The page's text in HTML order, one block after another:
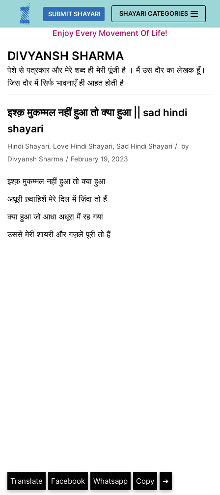
Skip
SUBMIT SHAYARI SHAYARI CATEGORIES
Enjoy Every Movement Of Life!
DIVYANSH SHARMA
पेशे से पत्रकार और मेरे शब्द ही मेरी पूंजी है । मैं उस दौर का लेखक हूँ।
जिस दौर में सिर्फ भावनाएँ ही आहत होती है
इश्क़ मुकम्मल नहीं हुआ तो क्या हुआ || sad hindi
shayari
Hindi Shayari, Love Hindi Shayari, Sad Hindi Shayari
by
Divyansh Sharma
February 19, 2023
इश्क़ मुकम्मल नहीं हुआ तो क्या हुआ
अधूरी ख़्वाहिशें मेरे दिल में ज़िंदा तो हैं
क्या हुआ जो आधा अधूरा मैं रह गया
उससे मेरी शायरी और गज़लें पूरी तो हैं
Translate Facebook Whatsapp Copy ➔